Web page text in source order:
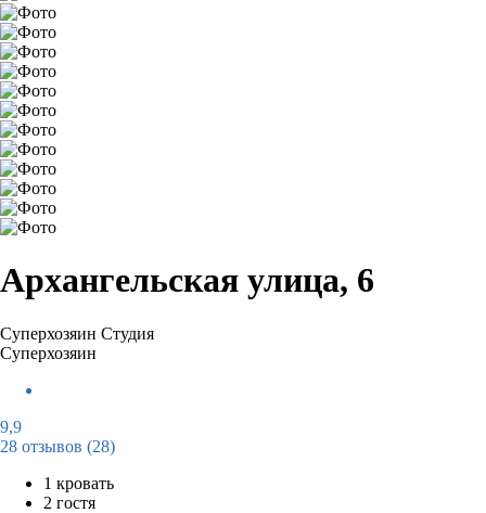
Архангельская улица, 6
Суперхозяин Студия
Суперхозяин
9,9
28 отзывов (28)
1 кровать
2 гостя